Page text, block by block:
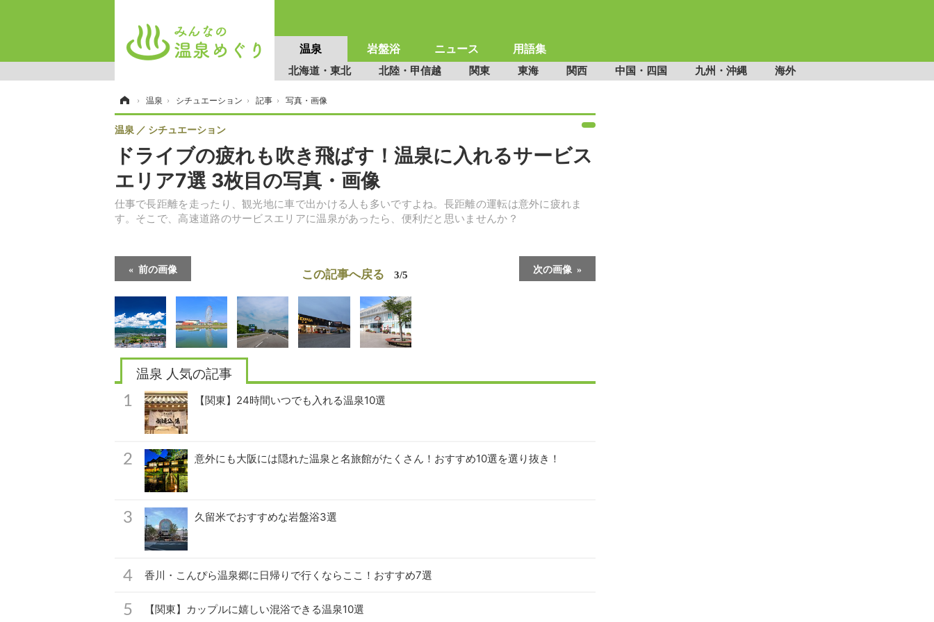
温泉
北海道・東北 北陸・甲信越 関東 東海 関西 中国・四国 九州・沖縄 海外
岩盤浴 ニュース 用語集
› 温泉 › シチュエーション › 記事 › 写真・画像
ドライブの疲れも吹き飛ばす！温泉に入れるサービス
エリア7選 3枚目の写真・画像
仕事で長距離を走ったり、観光地に車で出かける人も多いですよね。長距離の運転は意外に疲れま
す。そこで、高速道路のサービスエリアに温泉があったら、便利だと思いませんか？
温泉 シチュエーション
前の画像 次の画像
この記事へ戻る 3/5
温泉 人気の記事
【関東】24時間いつでも入れる温泉10選
意外にも大阪には隠れた温泉と名旅館がたくさん！おすすめ10選を選り抜き！
久留米でおすすめな岩盤浴3選
香川・こんぴら温泉郷に日帰りで行くならここ！おすすめ7選
【関東】カップルに嬉しい混浴できる温泉10選